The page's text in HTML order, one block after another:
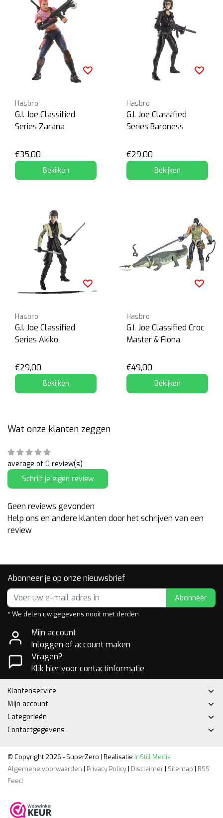
Hasbro
G.I. Joe Classified
Series Zarana
€35,00
Bekijken
Hasbro
G.I. Joe Classified
Series Baroness
€29,00
Bekijken
Hasbro
G.I. Joe Classified
Series Akiko
€29,00
Bekijken
Hasbro
G.I. Joe Classified Croc
Master & Fiona
€49,00
Bekijken
Wat onze klanten zeggen
average of 0 review(s)
Schrijf je eigen review
Geen reviews gevonden
Help ons en andere klanten door het schrijven van een
review
Abonneer je op onze nieuwsbrief
Abonneer
* We delen uw gegevens nooit met derden
Mijn account
Inloggen of account maken
Vragen?
Klik hier voor contactinformatie
Klantenservice
Mijn account
Categorieën
Contactgegevens
© Copyright 2026 - SuperZero | Realisatie InStijl Media
Algemene voorwaarden | Privacy Policy| Disclaimer| Sitemap | RSS
Feed